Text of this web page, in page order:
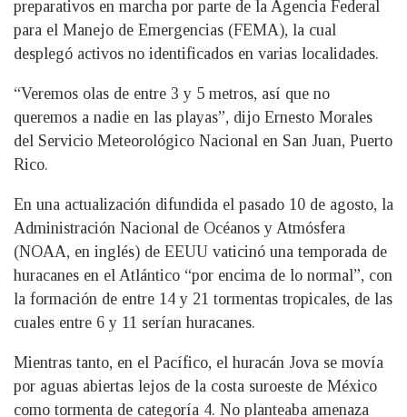
preparativos en marcha por parte de la Agencia Federal
para el Manejo de Emergencias (FEMA), la cual
desplegó activos no identificados en varias localidades.
“Veremos olas de entre 3 y 5 metros, así que no
queremos a nadie en las playas”, dijo Ernesto Morales
del Servicio Meteorológico Nacional en San Juan, Puerto
Rico.
En una actualización difundida el pasado 10 de agosto, la
Administración Nacional de Océanos y Atmósfera
(NOAA, en inglés) de EEUU vaticinó una temporada de
huracanes en el Atlántico “por encima de lo normal”, con
la formación de entre 14 y 21 tormentas tropicales, de las
cuales entre 6 y 11 serían huracanes.
Mientras tanto, en el Pacífico, el huracán Jova se movía
por aguas abiertas lejos de la costa suroeste de México
como tormenta de categoría 4. No planteaba amenaza